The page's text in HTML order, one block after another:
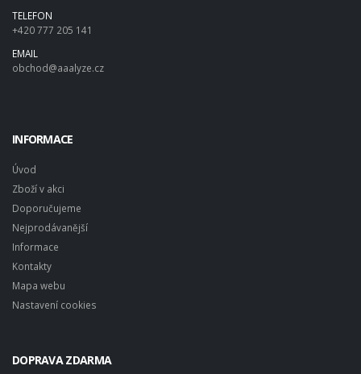
TELEFON
+420 777 205 141
EMAIL
obchod@aaalyze.cz
INFORMACE
Úvod
Zboží v akci
Doporučujeme
Nejprodávanější
Informace
Kontakty
Mapa webu
Nastavení cookies
DOPRAVA ZDARMA